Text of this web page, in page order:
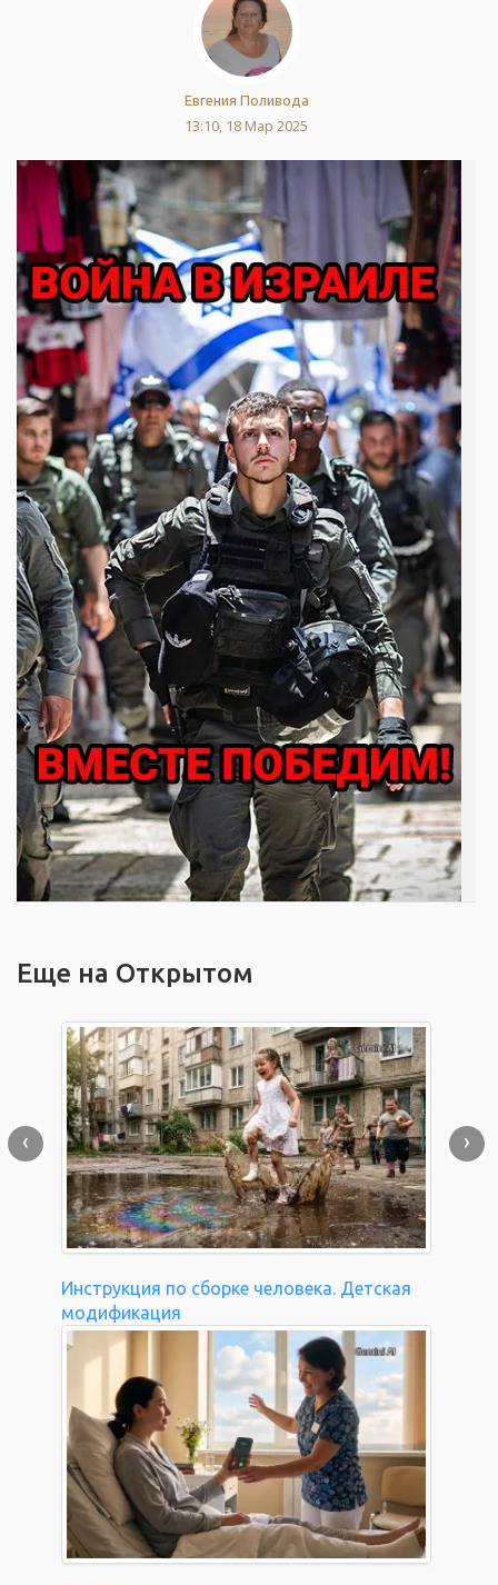
Евгения Поливода
13:10, 18 Мар 2025
Еще на Открытом
Инструкция по сборке человека. Детская
модификация
‹ ›